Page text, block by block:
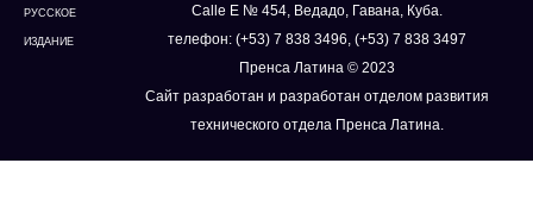
РУССКОЕ
ИЗДАНИЕ
Calle E № 454, Ведадо, Гавана, Куба.
телефон: (+53) 7 838 3496, (+53) 7 838 3497
Пренса Латина © 2023
Сайт разработан и разработан отделом развития
технического отдела Пренса Латина.